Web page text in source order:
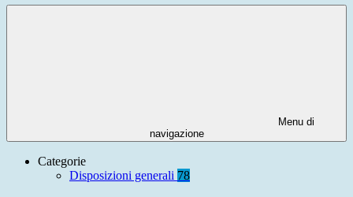
Menu di
navigazione
Categorie
Disposizioni generali 78